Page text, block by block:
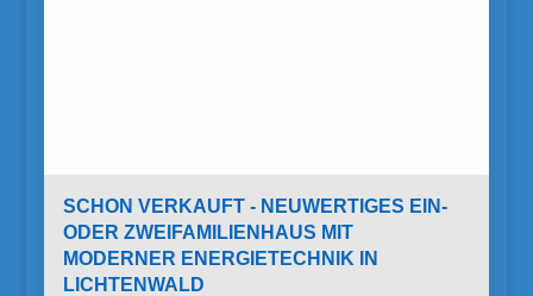
SCHON VERKAUFT - NEUWERTIGES EIN-
ODER ZWEIFAMILIENHAUS MIT
MODERNER ENERGIETECHNIK IN
LICHTENWALD